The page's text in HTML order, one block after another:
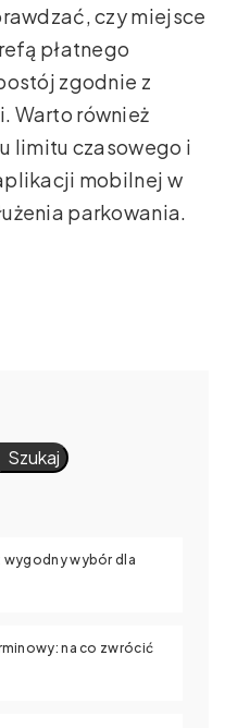
czy miejsce
płatnego
zgodnie z
Warto również
limitu czasowego i
mobilnej w
parkowania.
Szukaj
wygodny wybór dla
na co zwrócić